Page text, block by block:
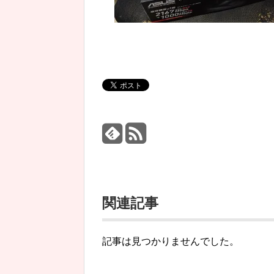
関連記事
記事は見つかりませんでした。